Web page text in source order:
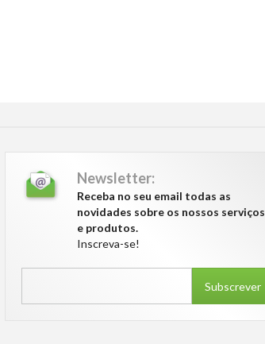
Newsletter:
Receba no seu email todas as
novidades sobre os nossos serviços
e produtos.
Inscreva-se!
Subscrever